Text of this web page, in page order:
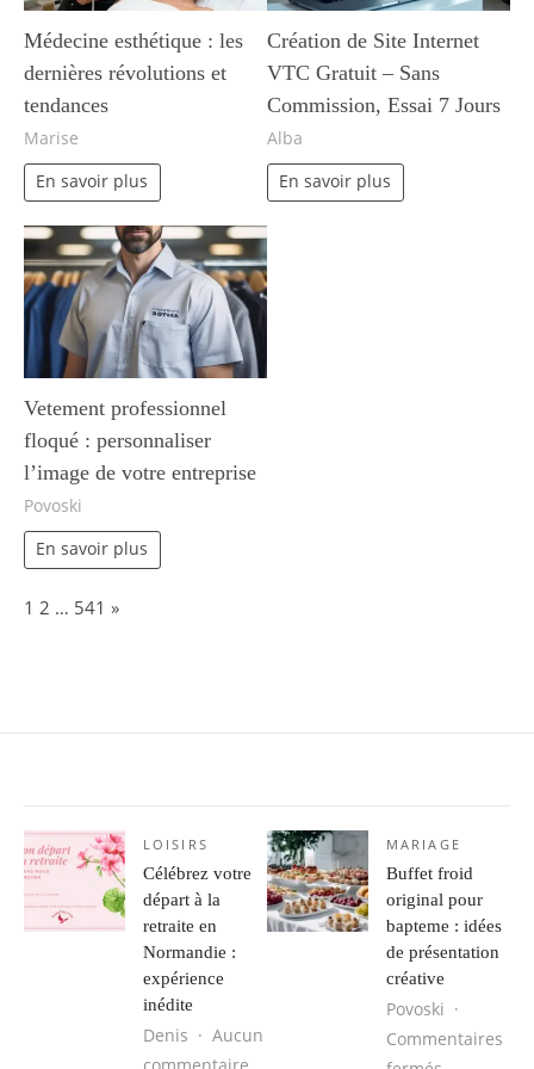
Médecine esthétique : les
dernières révolutions et
tendances
Marise
En savoir plus
Création de Site Internet
VTC Gratuit – Sans
Commission, Essai 7 Jours
Alba
En savoir plus
Vetement professionnel
floqué : personnaliser
l’image de votre entreprise
Povoski
En savoir plus
Page:
1 2 … 541 Next
»
LOISIRS
Célébrez votre
départ à la
retraite en
Normandie :
expérience
inédite
Denis
Aucun
sur Célébrez votre départ à la
MARIAGE
Buffet froid
original pour
bapteme : idées
de présentation
créative
Povoski
Commentaires